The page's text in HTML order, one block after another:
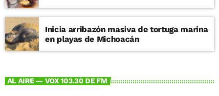
Inicia arribazón masiva de tortuga marina
en playas de Michoacán
AL AIRE — VOX 103.30 DE FM